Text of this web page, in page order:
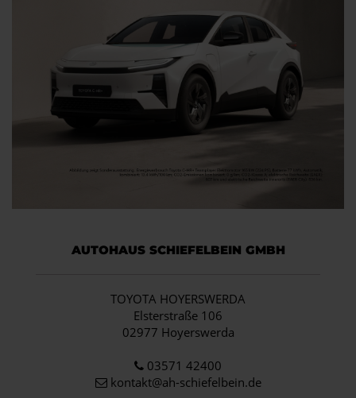
AUTOHAUS SCHIEFELBEIN GMBH
TOYOTA HOYERSWERDA
Elsterstraße 106
02977 Hoyerswerda
03571 42400
kontakt@ah-schiefelbein.de